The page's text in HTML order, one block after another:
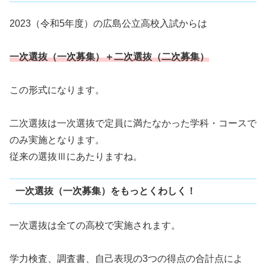
2023（令和5年度）の広島公立高校入試からは
一次選抜（一次募集）＋二次選抜（二次募集）
この形式になります。
二次選抜は一次選抜で定員に満たなかった学科・コースで
のみ実施となります。
従来の選抜Ⅲにあたりますね。
一次選抜（一次募集）をもっとくわしく！
一次選抜は全ての高校で実施されます。
学力検査、調査書、自己表現の3つの得点の合計点によ